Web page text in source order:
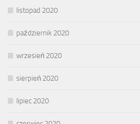
listopad 2020
październik 2020
wrzesień 2020
sierpień 2020
lipiec 2020